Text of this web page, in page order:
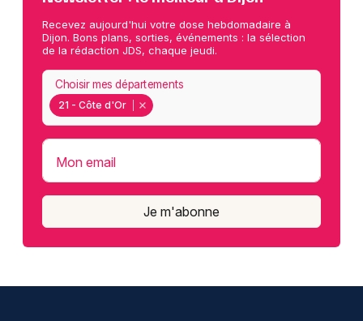
Recevez aujourd'hui votre dose hebdomadaire à
Dijon. Bons plans, sorties, événements : la sélection
de la rédaction JDS, chaque jeudi.
21 - Côte d'Or
Choisir mes départements
Mon email
Je m'abonne